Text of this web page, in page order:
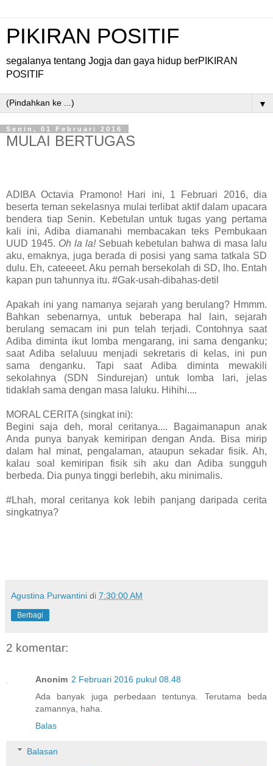
PIKIRAN POSITIF
segalanya tentang Jogja dan gaya hidup berPIKIRAN
POSITIF
▼
Senin, 01 Februari 2016
MULAI BERTUGAS
ADIBA Octavia Pramono! Hari ini, 1 Februari 2016, dia
beserta teman sekelasnya mulai terlibat aktif dalam upacara
bendera tiap Senin. Kebetulan untuk tugas yang pertama
kali ini, Adiba diamanahi membacakan teks Pembukaan
UUD 1945. Oh la la! Sebuah kebetulan bahwa di masa lalu
aku, emaknya, juga berada di posisi yang sama tatkala SD
dulu. Eh, cateeeet. Aku pernah bersekolah di SD, lho. Entah
kapan pun tahunnya itu. #Gak-usah-dibahas-detil
Apakah ini yang namanya sejarah yang berulang? Hmmm.
Bahkan sebenarnya, untuk beberapa hal lain, sejarah
berulang semacam ini pun telah terjadi. Contohnya saat
Adiba diminta ikut lomba mengarang, ini sama denganku;
saat Adiba selaluuu menjadi sekretaris di kelas, ini pun
sama denganku. Tapi saat Adiba diminta mewakili
sekolahnya (SDN Sindurejan) untuk lomba lari, jelas
tidaklah sama dengan masa laluku. Hihihi....
MORAL CERITA (singkat ini):
Begini saja deh, moral ceritanya.... Bagaimanapun anak
Anda punya banyak kemiripan dengan Anda. Bisa mirip
dalam hal minat, pengalaman, ataupun sekadar fisik. Ah,
kalau soal kemiripan fisik sih aku dan Adiba sungguh
berbeda. Dia punya tinggi berlebih, aku minimalis.
#Lhah, moral ceritanya kok lebih panjang daripada cerita
singkatnya?
Agustina Purwantini di 7:30:00 AM
Berbagi
2 komentar:
Anonim 2 Februari 2016 pukul 08.48
Ada banyak juga perbedaan tentunya. Terutama beda
zamannya, haha.
Balas
Balasan